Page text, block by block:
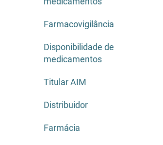
Farmacovigilância
Disponibilidade de
medicamentos
Titular AIM
Distribuidor
Farmácia